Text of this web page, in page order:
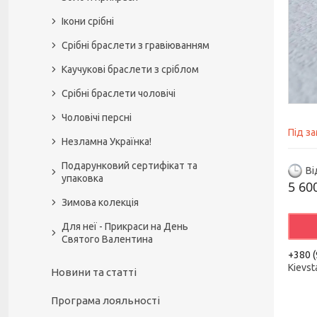
Під
5
+380
Ікони срібні
Срібні браслети з гравіюванням
Каучукові браслети з сріблом
Срібні браслети чоловічі
Чоловічі персні
Незламна Українка!
Подарунковий сертифікат та
упаковка
Зимова колекція
Для неї - Прикраси на День
Святого Валентина
Новини та статті
Програма лояльності